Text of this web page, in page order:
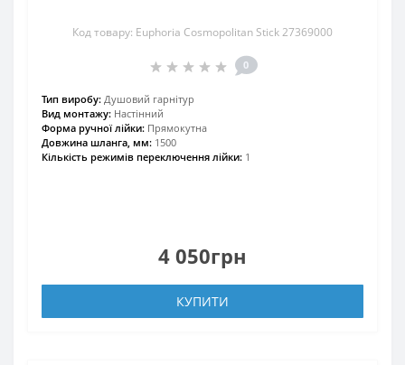
Код товару: Euphoria Cosmopolitan Stick 27369000
0
Тип виробу: Душовий гарнітур
Вид монтажу: Настінний
Форма ручної лійки: Прямокутна
Довжина шланга, мм: 1500
Кількість режимів переключення лійки: 1
4 050грн
КУПИТИ